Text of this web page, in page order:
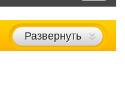
Развернуть